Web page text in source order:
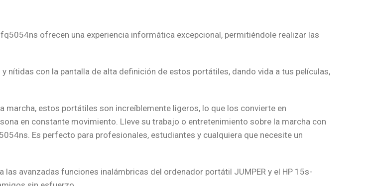
ofrecen una experiencia informática excepcional, permitiéndole realizar las
nítidas con la pantalla de alta definición de estos portátiles, dando vida a tus películas,
estos portátiles son increíblemente ligeros, lo que los convierte en
en constante movimiento. Lleve su trabajo o entretenimiento sobre la marcha con
Es perfecto para profesionales, estudiantes y cualquiera que necesite un
avanzadas funciones inalámbricas del ordenador portátil JUMPER y el HP 15s-